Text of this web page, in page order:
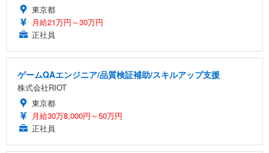
東京都
月給21万円～30万円
正社員
ゲームQAエンジニア/品質検証補助/スキルアップ支援
株式会社RIOT
東京都
月給30万8,000円～50万円
正社員